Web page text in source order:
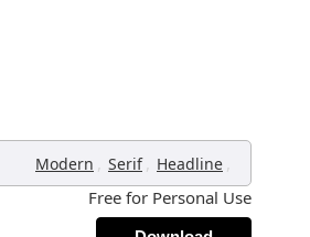
Modern , Serif , Headline ,
Free for Personal Use